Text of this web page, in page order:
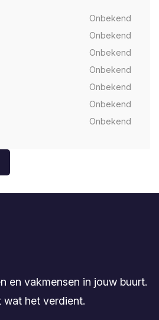
Onbekend
Onbekend
Onbekend
Onbekend
Onbekend
Onbekend
Onbekend
en vakmensen in jouw buurt.
het verdient.